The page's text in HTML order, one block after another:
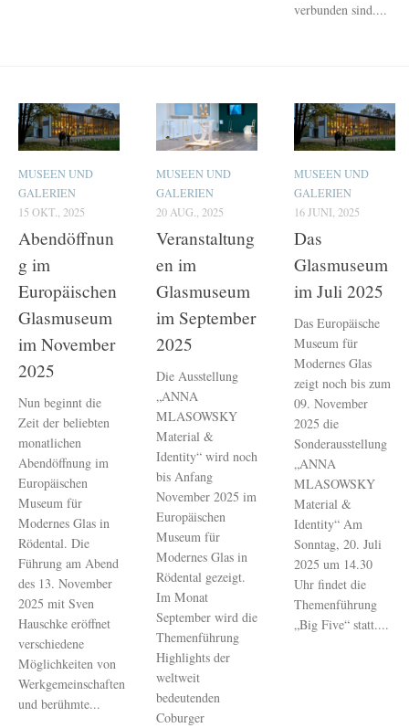
verbunden sind....
MUSEEN UND
GALERIEN
15 OKT., 2025
Abendöffnun
g im
Europäischen
Glasmuseum
im November
2025
Nun beginnt die
Zeit der beliebten
monatlichen
Abendöffnung im
Europäischen
Museum für
Modernes Glas in
Rödental. Die
Führung am Abend
des 13. November
2025 mit Sven
Hauschke eröffnet
verschiedene
Möglichkeiten von
Werkgemeinschaften
und berühmte...
MUSEEN UND
GALERIEN
20 AUG., 2025
Veranstaltung
en im
Glasmuseum
im September
2025
Die Ausstellung
„ANNA
MLASOWSKY
Material &
Identity“ wird noch
bis Anfang
November 2025 im
Europäischen
Museum für
Modernes Glas in
Rödental gezeigt.
Im Monat
September wird die
Themenführung
Highlights der
weltweit
bedeutenden
Coburger
MUSEEN UND
GALERIEN
16 JUNI, 2025
Das
Glasmuseum
im Juli 2025
Das Europäische
Museum für
Modernes Glas
zeigt noch bis zum
09. November
2025 die
Sonderausstellung
„ANNA
MLASOWSKY
Material &
Identity“ Am
Sonntag, 20. Juli
2025 um 14.30
Uhr findet die
Themenführung
„Big Five“ statt....